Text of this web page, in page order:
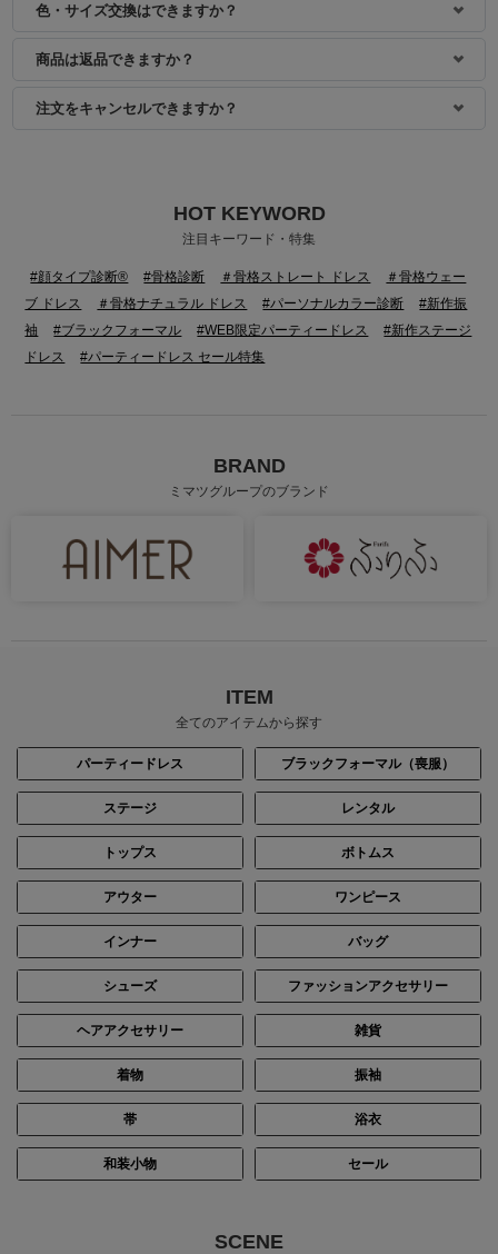
身長：157cm
身長：154cm 身長：150cm
身長：156cm 身長：145cm
色・サイズ交換はできますか？
商品は返品できますか？
注文をキャンセルできますか？
HOT KEYWORD
注目キーワード・特集
#顔タイプ診断® #骨格診断 ＃骨格ストレート ドレス
＃骨格ウェー
ブ ドレス
＃骨格ナチュラル ドレス #パーソナルカラー診断
#新作振
袖
#ブラックフォーマル #WEB限定パーティードレス
#新作ステージ
ドレス
#パーティードレス セール特集
BRAND
ミマツグループのブランド
ITEM
全てのアイテムから探す
パーティードレス ブラックフォーマル（喪服）
ステージ レンタル
トップス ボトムス
アウター ワンピース
インナー バッグ
シューズ ファッションアクセサリー
ヘアアクセサリー 雑貨
着物 振袖
帯 浴衣
和装小物 セール
SCENE